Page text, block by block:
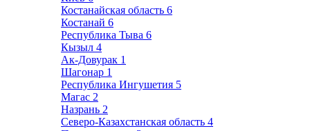
Костанайская область 6
Костанай 6
Республика Тыва 6
Кызыл 4
Ак-Довурак 1
Шагонар 1
Республика Ингушетия 5
Магас 2
Назрань 2
Северо-Казахстанская область 4